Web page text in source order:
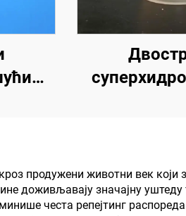
другим
продужени животни век
доживљавају значајну
честа репејтинг